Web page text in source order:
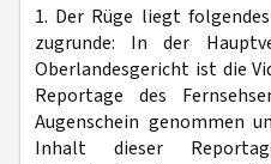
1. Der Rüge liegt
zugrunde: In der
Oberlandesgericht ist die
Reportage des
Augenschein genommen
Inhalt dieser